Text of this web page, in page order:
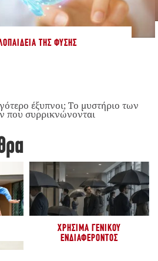
ΤΗΣ ΦΎΣΗΣ
έξυπνοι; Το μυστήριο των
που συρρικνώνονται
ΧΡΉΣΙΜΑ ΓΕΝΙΚΟΎ
ΕΝΔΙΑΦΈΡΟΝΤΟΣ